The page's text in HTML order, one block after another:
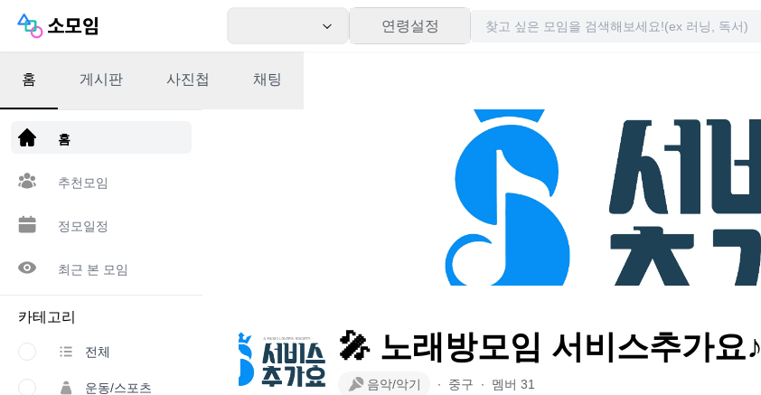
연령설정
앱 다운로드
홈
추천모임
정모일정
최근 본 모임
카테고리
전체
운동/스포츠
홈 게시판 사진첩 채팅
🎤 노래방모임 서비스추가요♪
음악/악기 ∙ 중구 ∙ 멤버 31